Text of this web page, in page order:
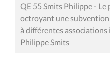
QE 55 Smits Philippe -
octroyant une
à différentes
Philippe Smits